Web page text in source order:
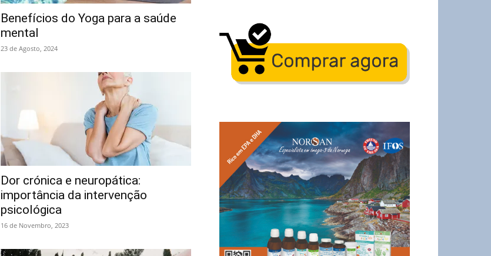
Benefícios do Yoga para a saúde
mental
23 de Agosto, 2024
Dor crónica e neuropática:
importância da intervenção
psicológica
16 de Novembro, 2023